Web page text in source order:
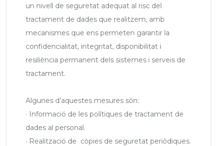
un nivell de seguretat adequat al risc del
tractament de dades que realitzem, amb
mecanismes que ens permeten garantir la
confidencialitat, integritat, disponibilitat i
resiliència permanent dels sistemes i serveis de
tractament.
Algunes d’aquestes mesures són:
· Informació de les polítiques de tractament de
dades al personal.
· Realització de còpies de seguretat periòdiques.